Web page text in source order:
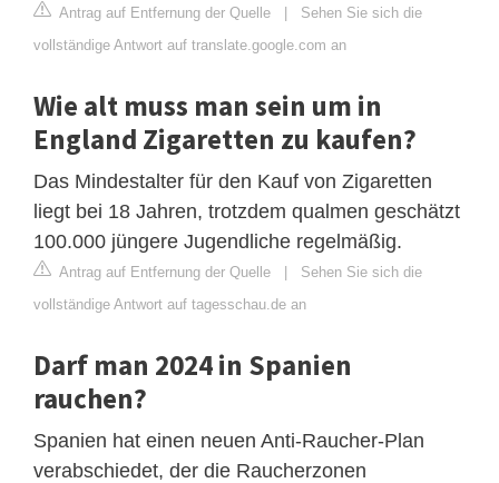
Antrag auf Entfernung der Quelle | Sehen Sie sich die
vollständige Antwort auf translate.google.com an
Wie alt muss man sein um in
England Zigaretten zu kaufen?
Das Mindestalter für den Kauf von Zigaretten
liegt bei 18 Jahren, trotzdem qualmen geschätzt
100.000 jüngere Jugendliche regelmäßig.
Antrag auf Entfernung der Quelle | Sehen Sie sich die
vollständige Antwort auf tagesschau.de an
Darf man 2024 in Spanien
rauchen?
Spanien hat einen neuen Anti-Raucher-Plan
verabschiedet, der die Raucherzonen